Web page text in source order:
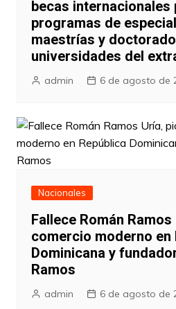
becas internacionales
programas de
maestrías y
universidades del
admin 6 de agosto de
Nacionales
Fallece Román
comercio moderno en
Dominicana y
Ramos
admin 6 de agosto de